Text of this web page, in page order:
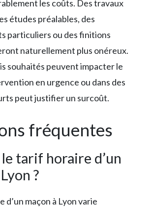
les coûts. Des travaux
études préalables, des
particuliers ou des finitions
naturellement plus onéreux.
souhaités peuvent impacter le
en urgence ou dans des
peut justifier un surcoût.
fréquentes
tarif horaire d’un
?
d’un maçon à Lyon varie